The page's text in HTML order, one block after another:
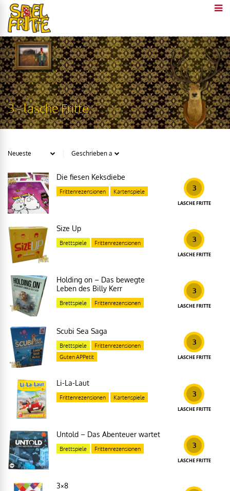
3 - lasche Fritte
3
LASCHE FRITTE
Die fiesen Keksdiebe
Frittenrezensionen Kartenspiele
3
LASCHE FRITTE
Size Up
Brettspiele Frittenrezensionen
3
LASCHE FRITTE
Holding on – Das bewegte
Leben des Billy Kerr
Brettspiele Frittenrezensionen
3
LASCHE FRITTE
Scubi Sea Saga
Brettspiele
Frittenrezensionen
Guten APPetit
3
LASCHE FRITTE
Li-La-Laut
Frittenrezensionen Kartenspiele
3
LASCHE FRITTE
Untold – Das Abenteuer wartet
Brettspiele Frittenrezensionen
3×8